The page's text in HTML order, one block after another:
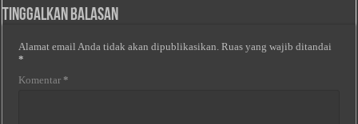
Tinggalkan Balasan
Alamat email Anda tidak akan dipublikasikan. Ruas yang wajib ditandai
*
Komentar *